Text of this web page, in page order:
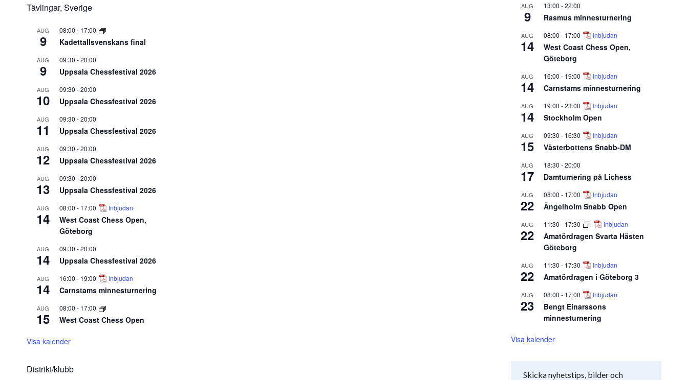
Tävlingar, Sverige
AUG
9
08:00 - 17:00
Kadettallsvenskans final
AUG
9
09:30 -20:00
Uppsala Chessfestival 2026
AUG
10
09:30 -20:00
Uppsala Chessfestival 2026
AUG
11
09:30 -20:00
Uppsala Chessfestival 2026
AUG
12
09:30 -20:00
Uppsala Chessfestival 2026
AUG
13
09:30 -20:00
Uppsala Chessfestival 2026
AUG
14
08:00 - 17:00 Inbjudan
West Coast Chess Open,
Göteborg
AUG
14
09:30 -20:00
Uppsala Chessfestival 2026
AUG
14
16:00 - 19:00 Inbjudan
Carnstams minnesturnering
AUG
15
08:00 - 17:00
West Coast Chess Open
Visa kalender
Distrikt/klubb
AUG
9
13:00 -22:00
Rasmus minnesturnering
AUG
14
08:00 - 17:00 Inbjudan
West Coast Chess Open,
Göteborg
AUG
14
16:00 - 19:00 Inbjudan
Carnstams minnesturnering
AUG
14
19:00 -23:00 Inbjudan
Stockholm Open
AUG
15
09:30 - 16:30 Inbjudan
Västerbottens Snabb-DM
AUG
17
18:30 -20:00
Damturnering på Lichess
AUG
22
08:00 - 17:00 Inbjudan
Ängelholm Snabb Open
AUG
22
11:30 - 17:30 Inbjudan
Amatördragen Svarta Hästen
Göteborg
AUG
22
11:30 - 17:30 Inbjudan
Amatördragen i Göteborg 3
AUG
23
08:00 - 17:00 Inbjudan
Bengt Einarssons
minnesturnering
Visa kalender
Skicka nyhetstips, bilder och